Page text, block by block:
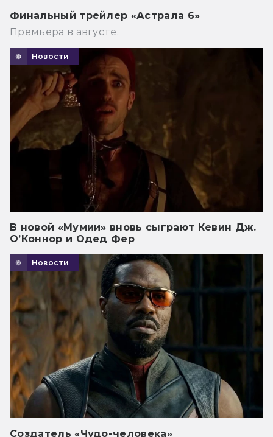
Финальный трейлер «Астрала 6»
Премьера в августе.
Новости
В новой «Мумии» вновь сыграют Кевин Дж.
О’Коннор и Одед Фер
Новости
Создатель «Чудо-человека»